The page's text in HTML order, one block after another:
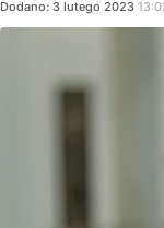
Dodano: 3 lutego 2023